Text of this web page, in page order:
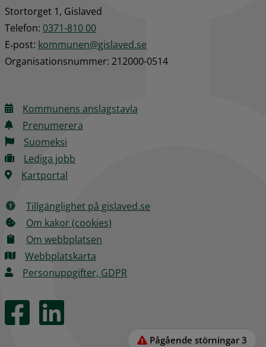
Stortorget 1, Gislaved
Telefon: 0371-810 00
E‑post: kommunen@gislaved.se
Organisationsnummer: 212000-0514
Kommunens anslagstavla
Prenumerera
Suomeksi
Lediga jobb
Kartportal
Tillgänglighet på gislaved.se
Om kakor (cookies)
Om webbplatsen
Webbplatskarta
Personuppgifter, GDPR
Pågående störningar 3